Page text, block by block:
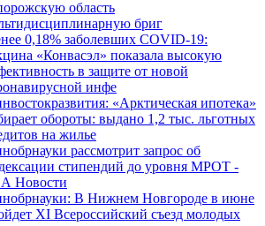
область
бриг
0,18% заболевших COVID-19:
«Конвасэл» показала высокую
в защите от новой
инфе
«Арктическая ипотека»
обороты: выдано 1,2 тыс. льготных
на жилье
рассмотрит запрос об
стипендий до уровня МРОТ -
Новости
В Нижнем Новгороде в июне
XI Всероссийский съезд молодых